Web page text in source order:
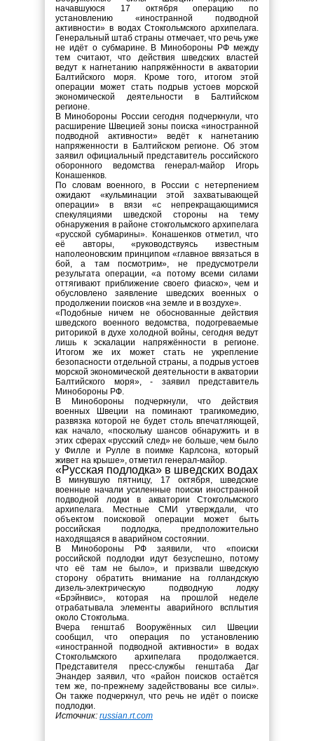
начавшуюся 17 октября операцию по
установлению «иностранной подводной
активности» в водах Стокгольмского архипелага.
Генеральный штаб страны отмечает, что речь уже
не идёт о субмарине. В Минобороны РФ между
тем считают, что действия шведских властей
ведут к нагнетанию напряжённости в акватории
Балтийского моря. Кроме того, итогом этой
операции может стать подрыв устоев морской
экономической деятельности в Балтийском
регионе.
В Минобороны России сегодня подчеркнули, что
расширение Швецией зоны поиска «иностранной
подводной активности» ведёт к нагнетанию
напряженности в Балтийском регионе. Об этом
заявил официальный представитель российского
оборонного ведомства генерал-майор Игорь
Конашенков.
По словам военного, в России с нетерпением
ожидают «кульминации этой захватывающей
операции» в вязи «с непрекращающимися
спекуляциями шведской стороны на тему
обнаружения в районе стокгольмского архипелага
«русской субмарины». Конашенков отметил, что
её авторы, «руководствуясь известным
наполеоновским принципом «главное ввязаться в
бой, а там посмотрим», не предусмотрели
результата операции, «а потому всеми силами
оттягивают приближение своего фиаско», чем и
обусловлено заявление шведских военных о
продолжении поисков «на земле и в воздухе».
«Подобные ничем не обоснованные действия
шведского военного ведомства, подогреваемые
риторикой в духе холодной войны, сегодня ведут
лишь к эскалации напряжённости в регионе.
Итогом же их может стать не укрепление
безопасности отдельной страны, а подрыв устоев
морской экономической деятельности в акватории
Балтийского моря», - заявил представитель
Минобороны РФ.
В Минобороны подчеркнули, что действия
военных Швеции на поминают трагикомедию,
развязка которой не будет столь впечатляющей,
как начало, «поскольку шансов обнаружить и в
этих сферах «русский след» не больше, чем было
у Филле и Рулле в поимке Карлсона, который
живет на крыше», отметил генерал-майор.
«Русская подлодка» в шведских водах
В минувшую пятницу, 17 октября, шведские
военные начали усиленные поиски иностранной
подводной лодки в акватории Стокгольмского
архипелага. Местные СМИ утверждали, что
объектом поисковой операции может быть
российская подлодка, предположительно
находящаяся в аварийном состоянии.
В Минобороны РФ заявили, что «поиски
российской подлодки идут безуспешно, потому
что её там не было», и призвали шведскую
сторону обратить внимание на голландскую
дизель-электрическую подводную лодку
«Брэйнвис», которая на прошлой неделе
отрабатывала элементы аварийного всплытия
около Стокгольма.
Вчера генштаб Вооружённых сил Швеции
сообщил, что операция по установлению
«иностранной подводной активности» в водах
Стокгольмского архипелага продолжается.
Представителя пресс-службы генштаба Даг
Энандер заявил, что «район поисков остаётся
тем же, по-прежнему задействованы все силы».
Он также подчеркнул, что речь не идёт о поиске
подлодки.
Источник: russian.rt.com